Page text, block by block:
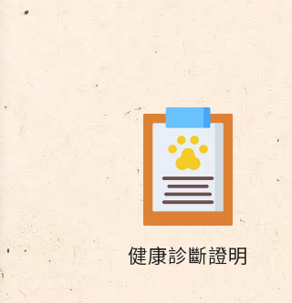
健康診斷證明